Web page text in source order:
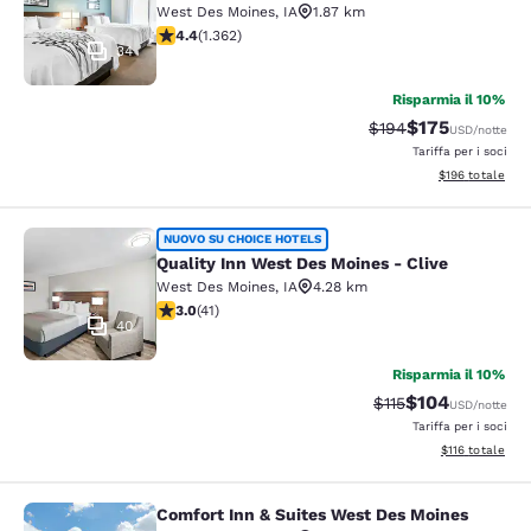
34
West Des Moines, IA
1.87 km
Valutazione di 4.41 stelle. Ottimo. 1362 recensioni
4.4(1.362)
Risparmia il 10%
Tariffa di barratura:
$194Tariffa
$175USD/notte
Tariffa per i soci
Visualizza i
$196 totale
Quality Inn West Des Moines - Clive
40
NUOVO SU CHOICE HOTELS
Quality Inn West Des Moines - Clive
West Des Moines, IA
4.28 km
Valutazione di 3 stelle. Discreto. 41 recensioni
3.0(41)
Risparmia il 10%
Tariffa di
$115Tariffa
$104USD/notte
Tariffa per i soci
Visualizza i
$116 totale
Comfort Inn & Suites West Des
Comfort Inn & Suites West Des Moines